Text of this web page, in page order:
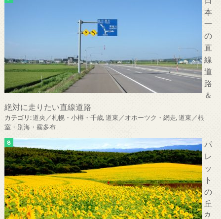
本
一
の
直
線
道
路
＆
絶対に走りたい直線道路
カテゴリ:道央／札幌・小樽・千歳,道東／オホーツク・網走,道東／根
室・別海・霧多布
パ
レ
ッ
ト
の
丘
カ